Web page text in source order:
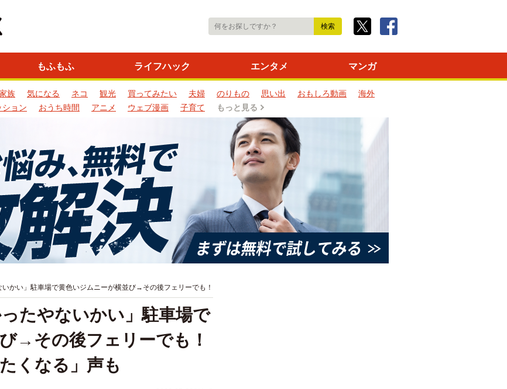
もふもふ ライフハック エンタメ マンガ
族 気になる ネコ 観光 買ってみたい 夫婦 のりもの 思い出 おもしろ動画
海外
ション おうち時間 アニメ ウェブ漫画 子育て もっと見る
いかい」駐車場で黄色いジムニーが横並び→その後フェリーでも！
たやないかい」駐車場で
→その後フェリーでも！
くなる」声も